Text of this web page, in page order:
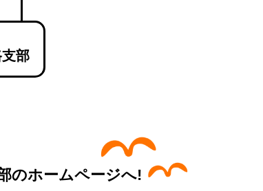
部
のホームページへ!